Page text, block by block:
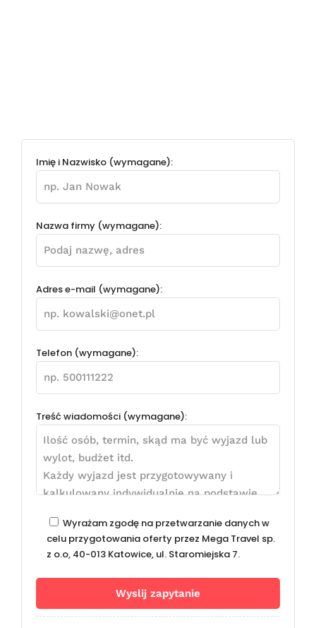
Imię i Nazwisko (wymagane):
Nazwa firmy (wymagane):
Adres e-mail (wymagane):
Telefon (wymagane):
Treść wiadomości (wymagane):
Wyrażam zgodę na przetwarzanie danych w
celu przygotowania oferty przez Mega Travel sp.
z o.o, 40-013 Katowice, ul. Staromiejska 7.